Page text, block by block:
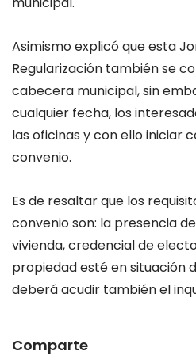
Asimismo explicó que esta
Regularización también se
cabecera municipal, sin
cualquier fecha, los
las oficinas y con ello iniciar
convenio.
Es de resaltar que los
convenio son: la presencia
vivienda, credencial de
propiedad esté en situación
deberá acudir también el
Comparte